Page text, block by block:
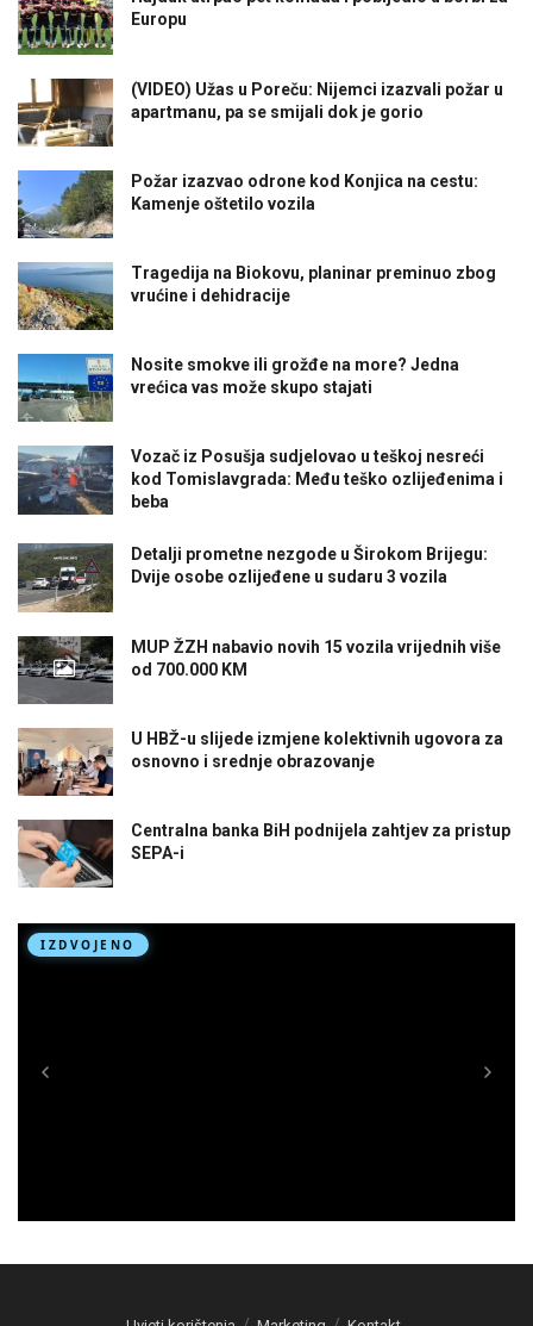
Europu
(VIDEO) Užas u Poreču: Nijemci izazvali požar u
apartmanu, pa se smijali dok je gorio
Požar izazvao odrone kod Konjica na cestu:
Kamenje oštetilo vozila
Tragedija na Biokovu, planinar preminuo zbog
vrućine i dehidracije
Nosite smokve ili grožđe na more? Jedna
vrećica vas može skupo stajati
Vozač iz Posušja sudjelovao u teškoj nesreći
kod Tomislavgrada: Među teško ozlijeđenima i
beba
Detalji prometne nezgode u Širokom Brijegu:
Dvije osobe ozlijeđene u sudaru 3 vozila
MUP ŽZH nabavio novih 15 vozila vrijednih više
od 700.000 KM
U HBŽ-u slijede izmjene kolektivnih ugovora za
osnovno i srednje obrazovanje
Centralna banka BiH podnijela zahtjev za pristup
SEPA-i